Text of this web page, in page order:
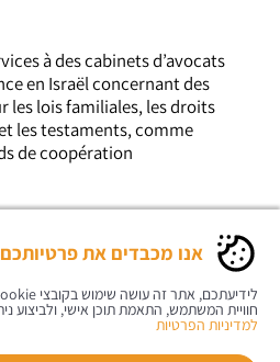
à des cabinets d’avocats
en Israël concernant des
les lois familiales, les droits
les testaments, comme
de coopération
משרד עורכי דין בעז קראוס
טל:03-6912307| פקס: 03-6912312 |
כל הזכויות שמורות ל
תקנון אתר|מדיניות הפרטיות
אנו מכבדים את פרטיותכם
חוויית המשתמש, התאמת תוכן אישי, ולביצוע
למדיניות הפרטיות